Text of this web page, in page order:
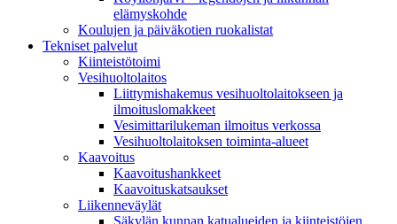
elämyskohde
Koulujen ja päiväkotien ruokalistat
Tekniset palvelut
Kiinteistötoimi
Vesihuoltolaitos
Liittymishakemus vesihuoltolaitokseen ja
ilmoituslomakkeet
Vesimittarilukeman ilmoitus verkossa
Vesihuoltolaitoksen toiminta-alueet
Kaavoitus
Kaavoitushankkeet
Kaavoituskatsaukset
Liikenneväylät
Säkylän kunnan katualueiden ja kiinteistöjen